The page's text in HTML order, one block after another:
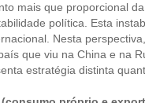
mais que proporcional
política. Esta
Nesta
que viu na China e na
estratégia distinta